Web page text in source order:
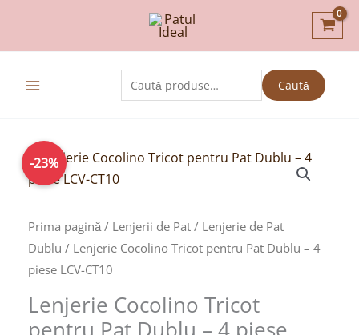
content
Caută
după:
Caută
-23%
Prima pagină/ Lenjerii de Pat / Lenjerie de Pat
Dublu / Lenjerie Cocolino Tricot pentru Pat Dublu – 4
piese LCV-CT10
Lenjerie Cocolino Tricot
pentru Pat Dublu – 4 piese
Prețul
inițial
fost:
259,00lei.
Prețul
199,00lei.